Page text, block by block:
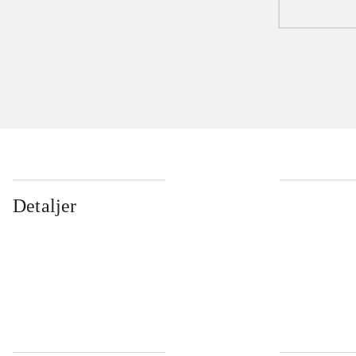
Detaljer